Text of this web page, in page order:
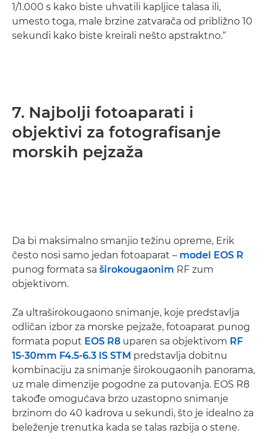
1/1.000 s kako biste uhvatili kapljice talasa ili,
umesto toga, male brzine zatvarača od približno 10
sekundi kako biste kreirali nešto apstraktno.“
7. Najbolji fotoaparati i
objektivi za fotografisanje
morskih pejzaža
Da bi maksimalno smanjio težinu opreme, Erik
često nosi samo jedan fotoaparat – model EOS R
punog formata sa širokougaonim RF zum
objektivom.
Za ultraširokougaono snimanje, koje predstavlja
odličan izbor za morske pejzaže, fotoaparat punog
formata poput EOS R8 uparen sa objektivom RF
15-30mm F4.5-6.3 IS STM predstavlja dobitnu
kombinaciju za snimanje širokougaonih panorama,
uz male dimenzije pogodne za putovanja. EOS R8
takođe omogućava brzo uzastopno snimanje
brzinom do 40 kadrova u sekundi, što je idealno za
beleženje trenutka kada se talas razbija o stene.